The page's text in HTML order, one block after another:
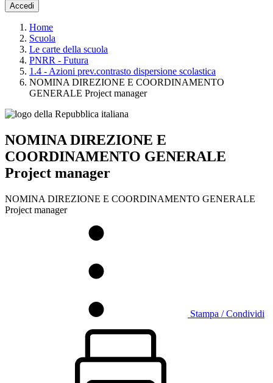
Accedi
Home
Scuola
Le carte della scuola
PNRR - Futura
1.4 - Azioni prev.contrasto dispersione scolastica
NOMINA DIREZIONE E COORDINAMENTO
GENERALE Project manager
NOMINA DIREZIONE E
COORDINAMENTO GENERALE
Project manager
NOMINA DIREZIONE E COORDINAMENTO GENERALE
Project manager
Stampa / Condividi